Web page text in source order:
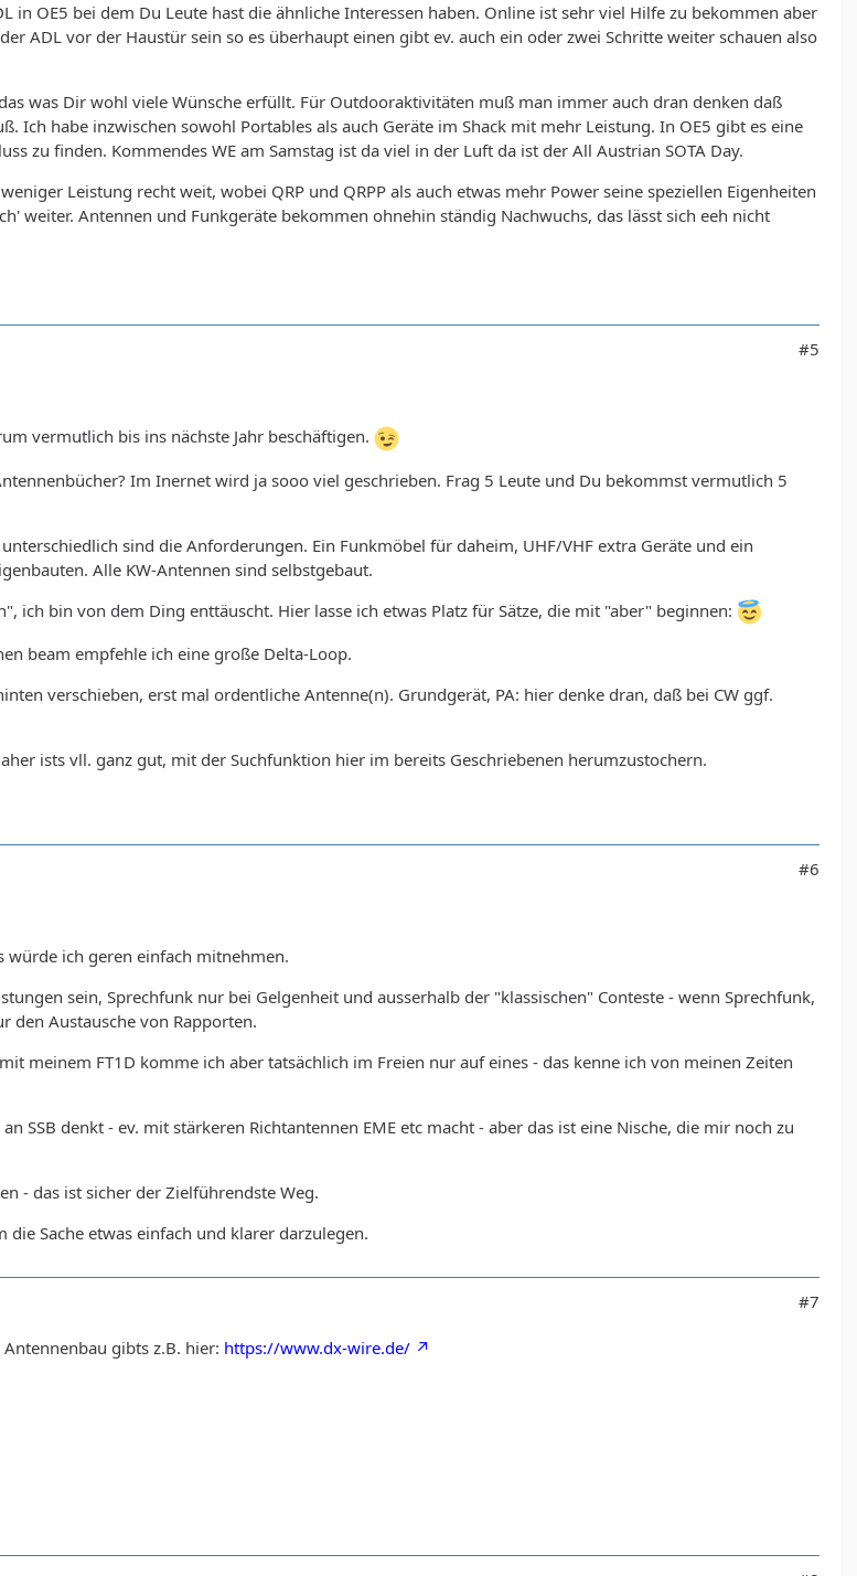
in OE5 bei dem Du Leute hast die ähnliche Interessen haben. Online ist sehr viel Hilfe zu bekommen aber
ADL vor der Haustür sein so es überhaupt einen gibt ev. auch ein oder zwei Schritte weiter schauen also
was Dir wohl viele Wünsche erfüllt. Für Outdooraktivitäten muß man immer auch dran denken daß
Ich habe inzwischen sowohl Portables als auch Geräte im Shack mit mehr Leistung. In OE5 gibt es eine
zu finden. Kommendes WE am Samstag ist da viel in der Luft da ist der All Austrian SOTA Day.
Leistung recht weit, wobei QRP und QRPP als auch etwas mehr Power seine speziellen Eigenheiten
weiter. Antennen und Funkgeräte bekommen ohnehin ständig Nachwuchs, das lässt sich eeh nicht
#5
vermutlich bis ins nächste Jahr beschäftigen.
Im Inernet wird ja sooo viel geschrieben. Frag 5 Leute und Du bekommst vermutlich 5
sind die Anforderungen. Ein Funkmöbel für daheim, UHF/VHF extra Geräte und ein
Alle KW-Antennen sind selbstgebaut.
ich bin von dem Ding enttäuscht. Hier lasse ich etwas Platz für Sätze, die mit "aber" beginnen:
beam empfehle ich eine große Delta-Loop.
verschieben, erst mal ordentliche Antenne(n). Grundgerät, PA: hier denke dran, daß bei CW ggf.
ists vll. ganz gut, mit der Suchfunktion hier im bereits Geschriebenen herumzustochern.
#6
würde ich geren einfach mitnehmen.
sein, Sprechfunk nur bei Gelgenheit und ausserhalb der "klassischen" Conteste - wenn Sprechfunk,
den Austausche von Rapporten.
meinem FT1D komme ich aber tatsächlich im Freien nur auf eines - das kenne ich von meinen Zeiten
SSB denkt - ev. mit stärkeren Richtantennen EME etc macht - aber das ist eine Nische, die mir noch zu
- das ist sicher der Zielführendste Weg.
die Sache etwas einfach und klarer darzulegen.
#7
gibts z.B. hier: https://www.dx-wire.de/